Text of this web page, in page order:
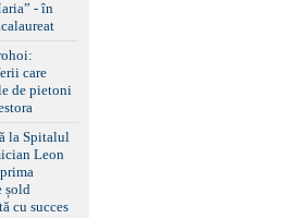
cu un set de
de iarnă.
- în
care
de pietoni
la Spitalul
Leon
șold
cu succes